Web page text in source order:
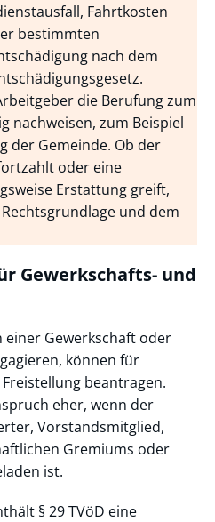
Fahrtkosten
bestimmten
nach dem
die Berufung zum
nachweisen, zum Beispiel
der Gemeinde. Ob der
oder eine
Erstattung greift,
und dem
Gewerkschafts- und
Gewerkschaft oder
können für
beantragen.
eher, wenn der
Vorstandsmitglied,
Gremiums oder
ist.
§ 29 TVöD eine